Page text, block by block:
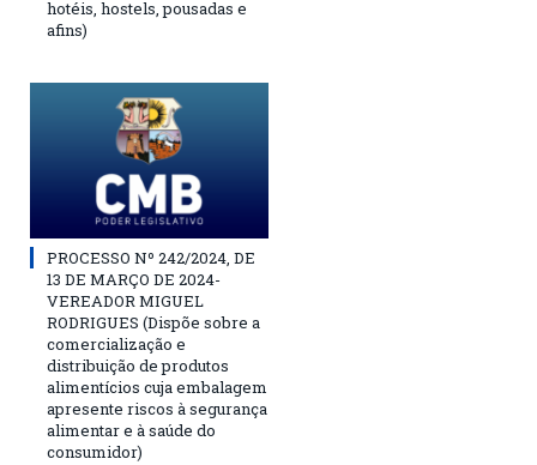
hotéis, hostels, pousadas e
afins)
PROCESSO Nº 242/2024, DE
13 DE MARÇO DE 2024-
VEREADOR MIGUEL
RODRIGUES (Dispõe sobre a
comercialização e
distribuição de produtos
alimentícios cuja embalagem
apresente riscos à segurança
alimentar e à saúde do
consumidor)